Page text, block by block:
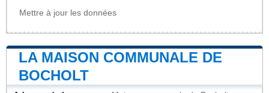
Mettre à jour les données
LA MAISON COMMUNALE DE
BOCHOLT